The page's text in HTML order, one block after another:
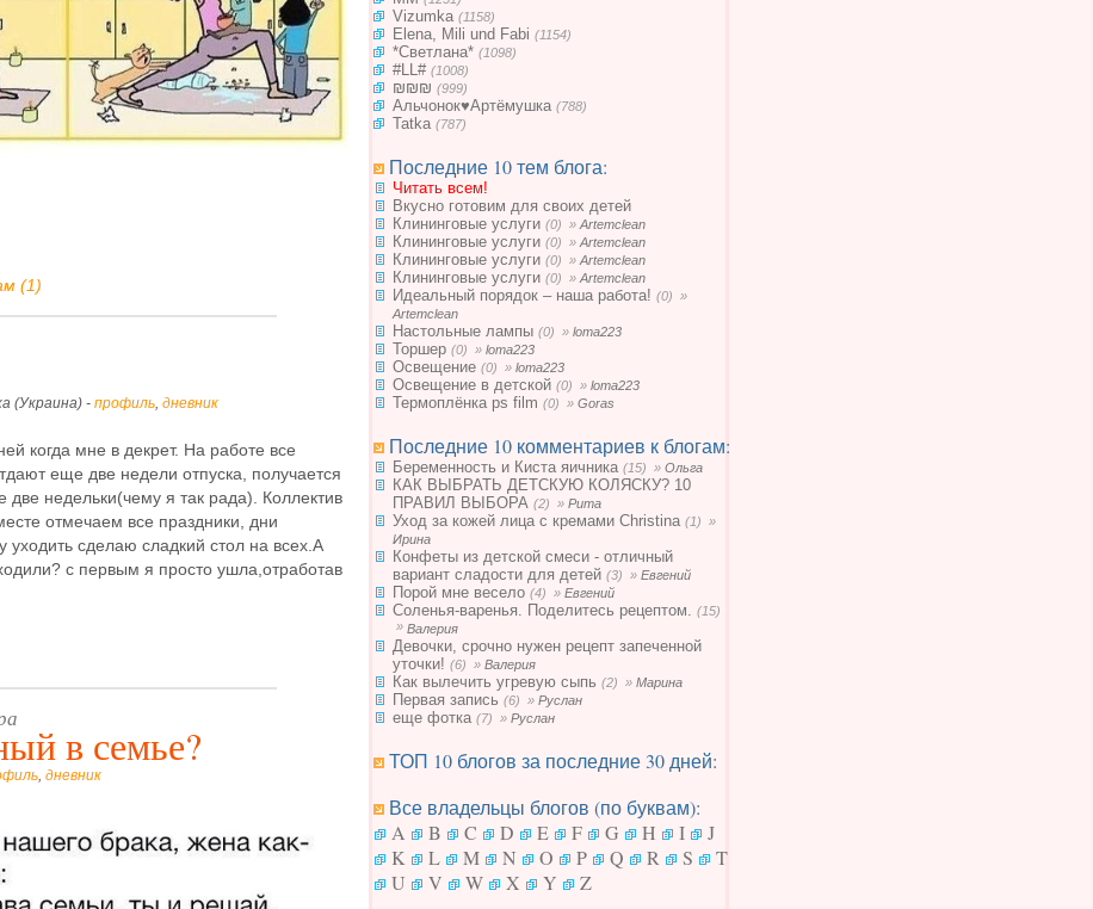
(1)
(Украина) - профиль, дневник
когда мне в декрет. На работе все
еще две недели отпуска, получается
две недельки(чему я так рада). Коллектив
отмечаем все праздники, дни
сделаю сладкий стол на всех.А
с первым я просто ушла,отработав
в семье?
, дневник
Vizumka (1158)
Elena, Mili und Fabi (1154)
*Светлана* (1098)
#LL# (1008)
₪₪₪ (999)
Альчонок♥Артёмушка (788)
Tatka (787)
Последние 10 тем блога:
Читать всем!
Вкусно готовим для своих детей
Клининговые услуги (0) » Artemclean
Клининговые услуги (0) » Artemclean
Клининговые услуги (0) » Artemclean
Клининговые услуги (0) » Artemclean
Идеальный порядок – наша работа! (0) »
Artemclean
Настольные лампы (0) » loma223
Торшер (0) » loma223
Освещение (0) » loma223
Освещение в детской (0) » loma223
Термоплёнка ps film (0) » Goras
Последние 10 комментариев к блогам:
Беременность и Киста яичника (15) » Ольга
КАК ВЫБРАТЬ ДЕТСКУЮ КОЛЯСКУ? 10
ПРАВИЛ ВЫБОРА (2) » Рита
Уход за кожей лица с кремами Christina (1) »
Ирина
Конфеты из детской смеси - отличный
вариант сладости для детей (3) » Евгений
Порой мне весело (4) » Евгений
Соленья-варенья. Поделитесь рецептом. (15)
» Валерия
Девочки, срочно нужен рецепт запеченной
уточки! (6) » Валерия
Как вылечить угревую сыпь (2) » Марина
Первая запись (6) » Руслан
еще фотка (7) » Руслан
ТОП 10 блогов за последние 30 дней:
Все владельцы блогов (по буквам):
A
B C D E F G H I
J
K
L M N O P Q R S
T
U
V W X Y
Z